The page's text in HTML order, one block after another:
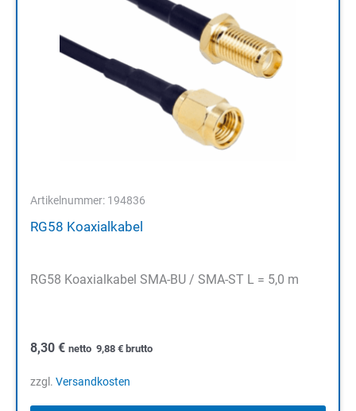
Artikelnummer: 194836
RG58 Koaxialkabel
RG58 Koaxialkabel SMA-BU / SMA-ST L = 5,0 m
8,30 € netto 9,88 € brutto
zzgl. Versandkosten